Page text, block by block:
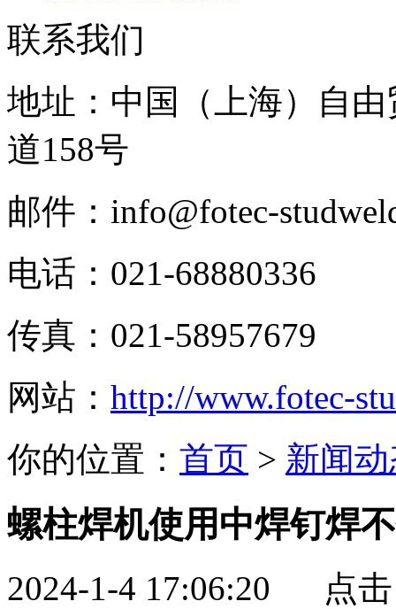
联系我们
地址：中国（上海）自
道158号
邮件：info@fotec-
电话：021-68880336
传真：021-58957679
网站： http://www.fotec-
你的位置： 首页 > 新闻
螺柱焊机使用中焊钉焊
2024-1-4 17:06:20 点